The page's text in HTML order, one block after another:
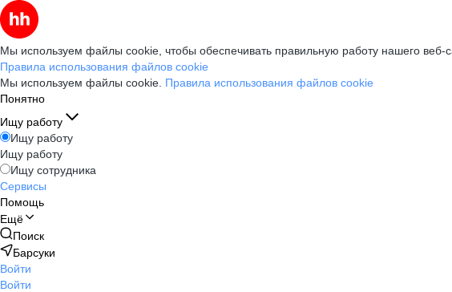
Мы используем файлы cookie, чтобы обеспечивать правильную работу нашего веб-
Правила использования файлов cookie
Мы используем файлы cookie. Правила использования файлов cookie
Понятно
Ищу работу
Ищу работу
Ищу работу
Ищу сотрудника
Сервисы
Помощь
Ещё
Поиск
Барсуки
Войти
Войти